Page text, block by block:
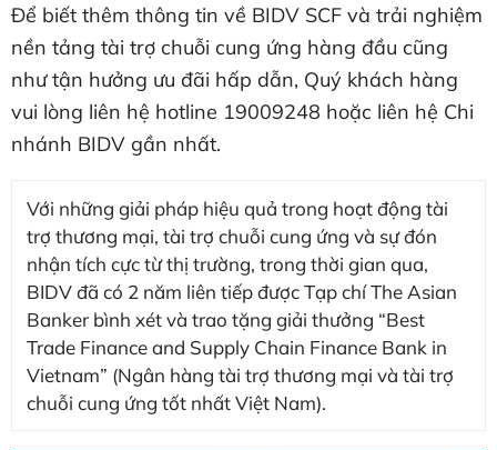
Để biết thêm thông tin về BIDV SCF và trải nghiệm
nền tảng tài trợ chuỗi cung ứng hàng đầu cũng
như tận hưởng ưu đãi hấp dẫn, Quý khách hàng
vui lòng liên hệ hotline 19009248 hoặc liên hệ Chi
nhánh BIDV gần nhất.
Với những giải pháp hiệu quả trong hoạt động tài
trợ thương mại, tài trợ chuỗi cung ứng và sự đón
nhận tích cực từ thị trường, trong thời gian qua,
BIDV đã có 2 năm liên tiếp được Tạp chí The Asian
Banker bình xét và trao tặng giải thưởng “Best
Trade Finance and Supply Chain Finance Bank in
Vietnam” (Ngân hàng tài trợ thương mại và tài trợ
chuỗi cung ứng tốt nhất Việt Nam).